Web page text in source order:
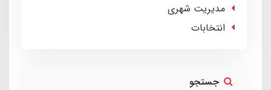
مدیریت شهری
انتخابات
جستجو